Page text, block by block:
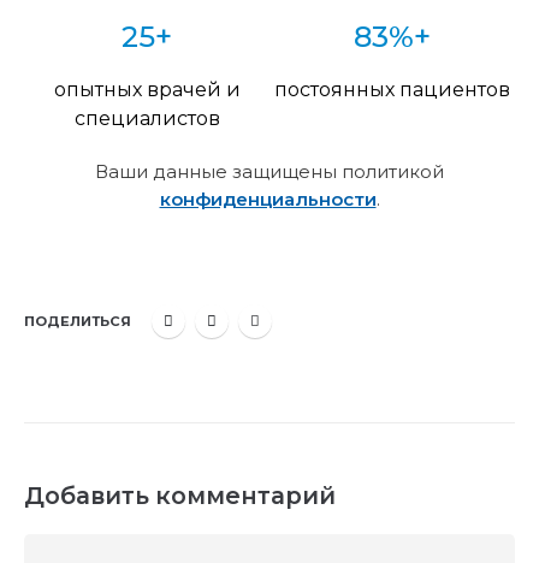
25+
опытных врачей и
специалистов
83%+
постоянных пациентов
Ваши данные защищены политикой
конфиденциальности.
ПОДЕЛИТЬСЯ
Добавить комментарий